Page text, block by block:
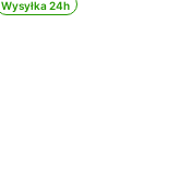
Wysyłka 24h